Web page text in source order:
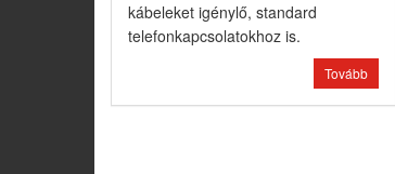
kábeleket igénylő, standard
telefonkapcsolatokhoz is.
Tovább